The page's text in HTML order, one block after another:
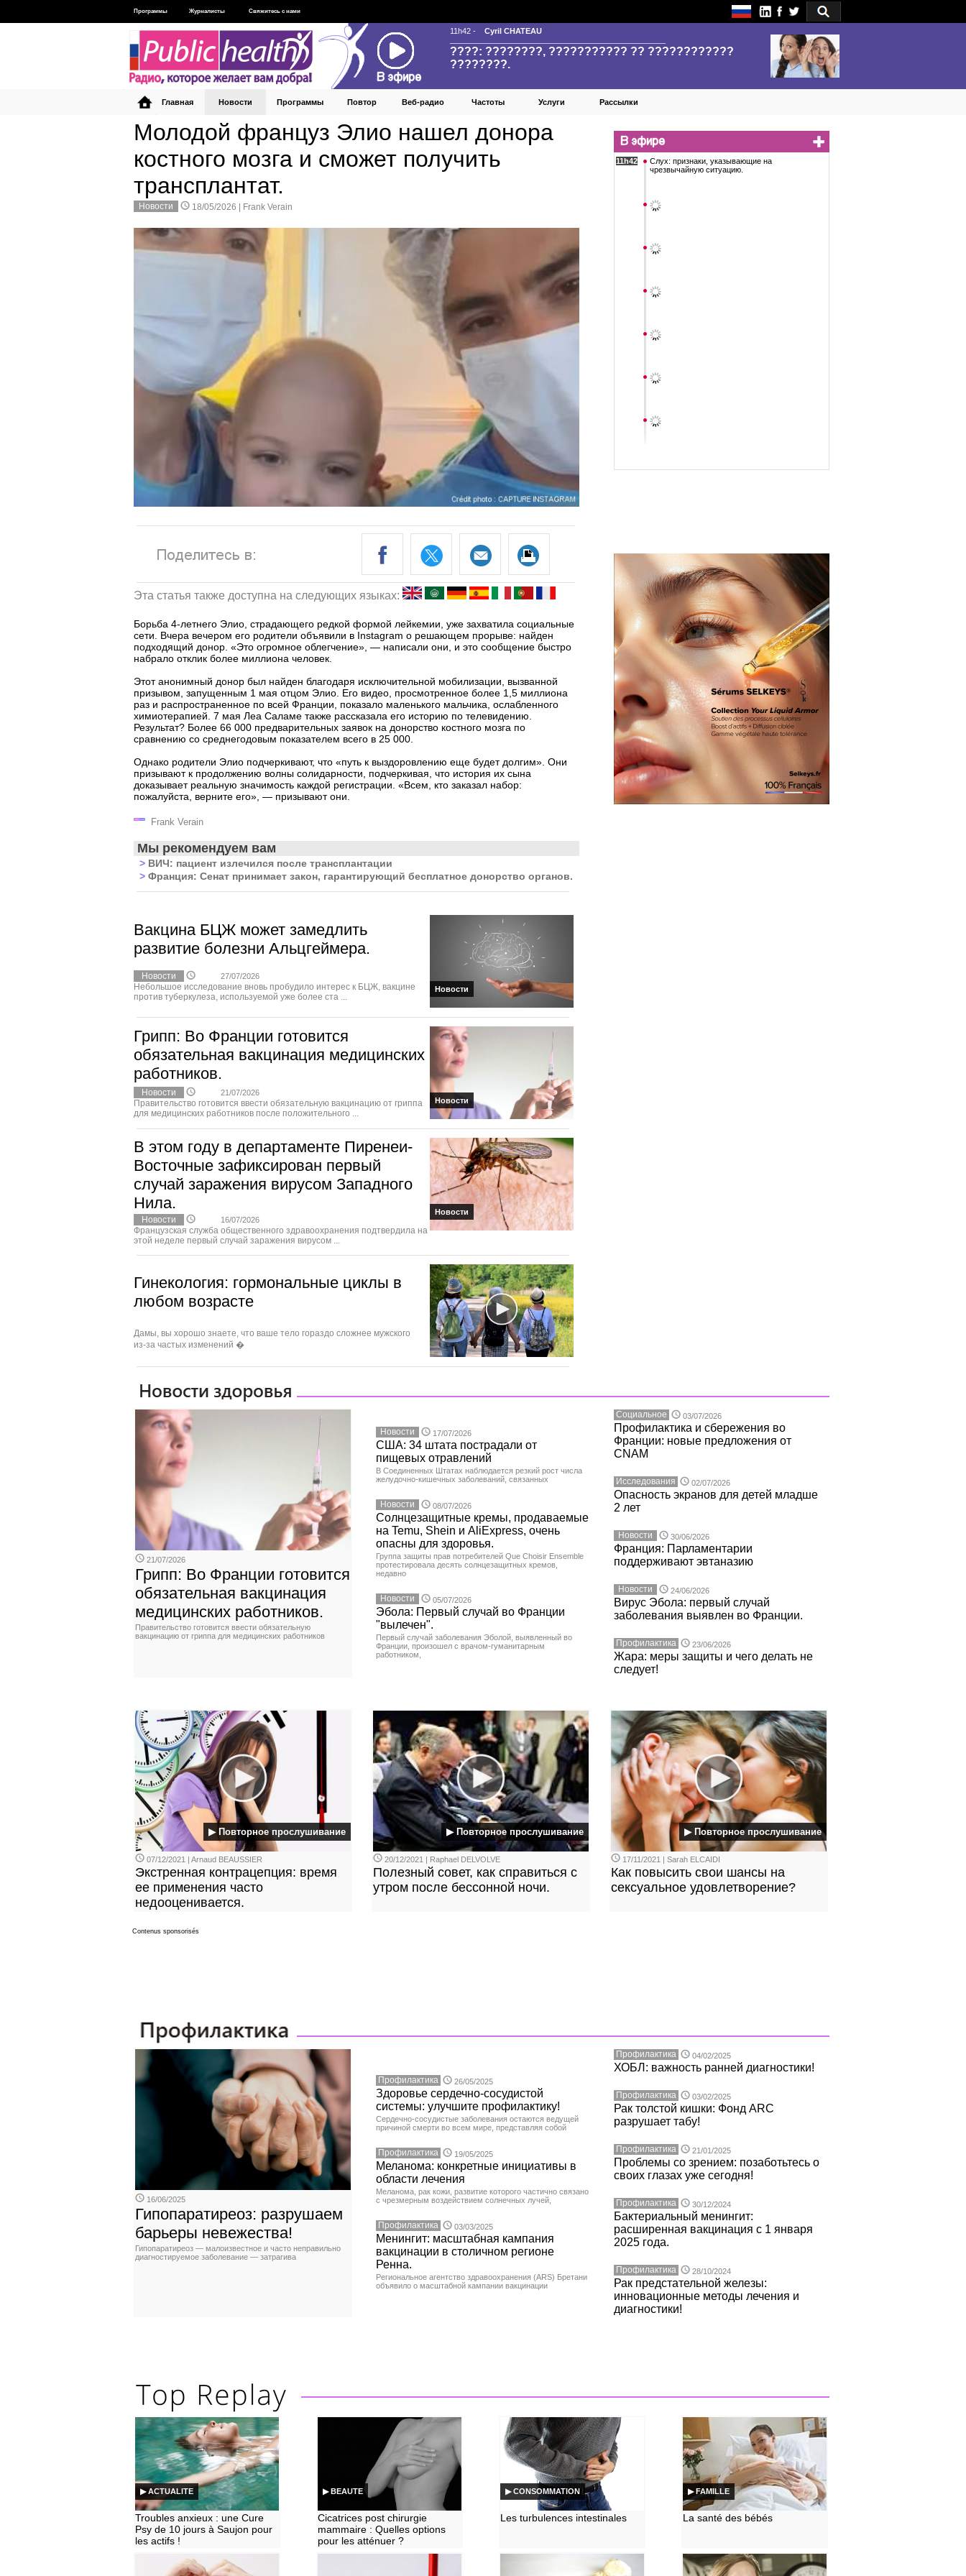
Молодой француз Элио нашел донора
костного мозга и сможет получить
трансплантат.
Новости 18/05/2026 | Frank Verain
Эта статья также доступна на следующих языках:
Борьба 4-летнего Элио, страдающего редкой формой лейкемии, уже захватила социальные
сети. Вчера вечером его родители объявили в Instagram о решающем прорыве: найден
подходящий донор. «Это огромное облегчение», — написали они, и это сообщение быстро
набрало отклик более миллиона человек.
Этот анонимный донор был найден благодаря исключительной мобилизации, вызванной
призывом, запущенным 1 мая отцом Элио. Его видео, просмотренное более 1,5 миллиона
раз и распространенное по всей Франции, показало маленького мальчика, ослабленного
химиотерапией. 7 мая Леа Саламе также рассказала его историю по телевидению.
Результат? Более 66 000 предварительных заявок на донорство костного мозга по
сравнению со среднегодовым показателем всего в 25 000.
Однако родители Элио подчеркивают, что «путь к выздоровлению еще будет долгим». Они
призывают к продолжению волны солидарности, подчеркивая, что история их сына
доказывает реальную значимость каждой регистрации. «Всем, кто заказал набор:
пожалуйста, верните его», — призывают они.
Frank Verain
Мы рекомендуем вам
> ВИЧ: пациент излечился после трансплантации
> Франция: Сенат принимает закон, гарантирующий бесплатное донорство органов.
Вакцина БЦЖ может замедлить
развитие болезни Альцгеймера.
Новости
Новости 27/07/2026
Небольшое исследование вновь пробудило интерес к БЦЖ, вакцине
против туберкулеза, используемой уже более ста ...
Грипп: Во Франции готовится
обязательная вакцинация медицинских
работников.
Новости
Новости 21/07/2026
Правительство готовится ввести обязательную вакцинацию от гриппа
для медицинских работников после положительного ...
В этом году в департаменте Пиренеи-
Восточные зафиксирован первый
случай заражения вирусом Западного
Нила.
Новости
Новости 16/07/2026
Французская служба общественного здравоохранения подтвердила на
этой неделе первый случай заражения вирусом ...
Гинекология: гормональные циклы в
любом возрасте
Дамы, вы хорошо знаете, что ваше тело гораздо сложнее мужского
из‑за частых изменений �
21/07/2026
Грипп: Во Франции готовится
обязательная вакцинация
медицинских работников.
Правительство готовится ввести обязательную
вакцинацию от гриппа для медицинских работников
Новости 17/07/2026
США: 34 штата пострадали от
пищевых отравлений
В Соединенных Штатах наблюдается резкий рост числа
желудочно-кишечных заболеваний, связанных
Новости 08/07/2026
Солнцезащитные кремы, продаваемые
на Temu, Shein и AliExpress, очень
опасны для здоровья.
Группа защиты прав потребителей Que Choisir Ensemble
протестировала десять солнцезащитных кремов,
недавно
Новости 05/07/2026
Эбола: Первый случай во Франции
"вылечен".
Первый случай заболевания Эболой, выявленный во
Франции, произошел с врачом-гуманитарным
работником,
Социальное 03/07/2026
Профилактика и сбережения во
Франции: новые предложения от
CNAM
Исследования 02/07/2026
Опасность экранов для детей младше
2 лет
Новости 30/06/2026
Франция: Парламентарии
поддерживают эвтаназию
Новости 24/06/2026
Вирус Эбола: первый случай
заболевания выявлен во Франции.
Профилактика 23/06/2026
Жара: меры защиты и чего делать не
следует!
▶ Повторное прослушивание
07/12/2021 | Arnaud BEAUSSIER
Экстренная контрацепция: время
ее применения часто
недооценивается.
▶ Повторное прослушивание
20/12/2021 | Raphael DELVOLVE
Полезный совет, как справиться с
утром после бессонной ночи.
▶ Повторное прослушивание
17/11/2021 | Sarah ELCAIDI
Как повысить свои шансы на
сексуальное удовлетворение?
Contenus sponsorisés
16/06/2025
Гипопаратиреоз: разрушаем
барьеры невежества!
Гипопаратиреоз — малоизвестное и часто неправильно
диагностируемое заболевание — затрагива
Профилактика 26/05/2025
Здоровье сердечно-сосудистой
системы: улучшите профилактику!
Сердечно-сосудистые заболевания остаются ведущей
причиной смерти во всем мире, представляя собой
Профилактика 19/05/2025
Меланома: конкретные инициативы в
области лечения
Меланома, рак кожи, развитие которого частично связано
с чрезмерным воздействием солнечных лучей,
Профилактика 03/03/2025
Менингит: масштабная кампания
вакцинации в столичном регионе
Ренна.
Региональное агентство здравоохранения (ARS) Бретани
объявило о масштабной кампании вакцинации
Профилактика 04/02/2025
ХОБЛ: важность ранней диагностики!
Профилактика 03/02/2025
Рак толстой кишки: Фонд ARC
разрушает табу!
Профилактика 21/01/2025
Проблемы со зрением: позаботьтесь о
своих глазах уже сегодня!
Профилактика 30/12/2024
Бактериальный менингит:
расширенная вакцинация с 1 января
2025 года.
Профилактика 28/10/2024
Рак предстательной железы:
инновационные методы лечения и
диагностики!
▶ ACTUALITE
Troubles anxieux : une Cure
Psy de 10 jours à Saujon pour
les actifs !
▶ BEAUTE
Cicatrices post chirurgie
mammaire : Quelles options
pour les atténuer ?
▶ CONSOMMATION
Les turbulences intestinales
▶ FAMILLE
La santé des bébés
Программы Журналисты Свяжитесь с нами
Главная Новости Программы Повтор Веб‑радио Частоты Услуги Рассылки